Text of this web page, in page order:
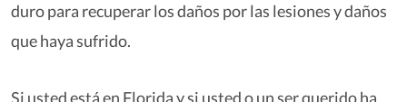
duro para recuperar los daños por las lesiones y daños
que haya sufrido.
Si usted está en Florida y si usted o un ser querido ha